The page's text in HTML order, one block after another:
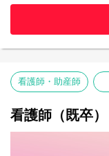
看護師・助産師
看護師（既卒）